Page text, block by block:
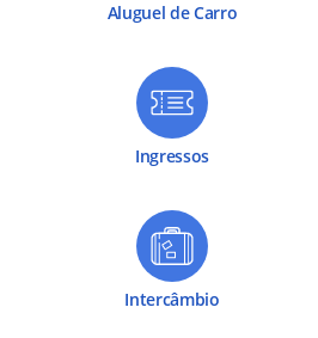
Aluguel de Carro
Ingressos
Intercâmbio